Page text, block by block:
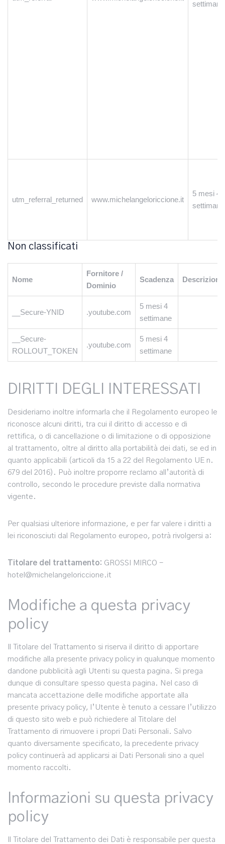
settimane
utm_referral_returned www.michelangeloriccione.it
5 mesi 4
settimane
Non classificati
Nome
Fornitore /
Dominio
Scadenza Descrizione
__Secure-YNID .youtube.com
5 mesi 4
settimane
__Secure-
ROLLOUT_TOKEN
.youtube.com
5 mesi 4
settimane
DIRITTI DEGLI INTERESSATI
Desideriamo inoltre informarla che il Regolamento europeo le
riconosce alcuni diritti, tra cui il diritto di accesso e di
rettifica, o di cancellazione o di limitazione o di opposizione
al trattamento, oltre al diritto alla portabilità dei dati, se ed in
quanto applicabili (articoli da 15 a 22 del Regolamento UE n.
679 del 2016). Può inoltre proporre reclamo all’autorità di
controllo, secondo le procedure previste dalla normativa
vigente.
Per qualsiasi ulteriore informazione, e per far valere i diritti a
lei riconosciuti dal Regolamento europeo, potrà rivolgersi a:
Titolare del trattamento: GROSSI MIRCO -
hotel@michelangeloriccione.it
Modifiche a questa privacy
policy
Il Titolare del Trattamento si riserva il diritto di apportare
modifiche alla presente privacy policy in qualunque momento
dandone pubblicità agli Utenti su questa pagina. Si prega
dunque di consultare spesso questa pagina. Nel caso di
mancata accettazione delle modifiche apportate alla
presente privacy policy, l’Utente è tenuto a cessare l’utilizzo
di questo sito web e può richiedere al Titolare del
Trattamento di rimuovere i propri Dati Personali. Salvo
quanto diversamente specificato, la precedente privacy
policy continuerà ad applicarsi ai Dati Personali sino a quel
momento raccolti.
Informazioni su questa privacy
policy
Il Titolare del Trattamento dei Dati è responsabile per questa